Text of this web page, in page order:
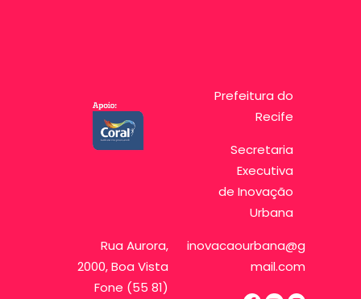
Prefeitura do
Recife
Secretaria
Executiva
de Inovação
Urbana
Rua Aurora,
2000, Boa Vista
Fone (55 81)
inovacaourbana@g
mail.com